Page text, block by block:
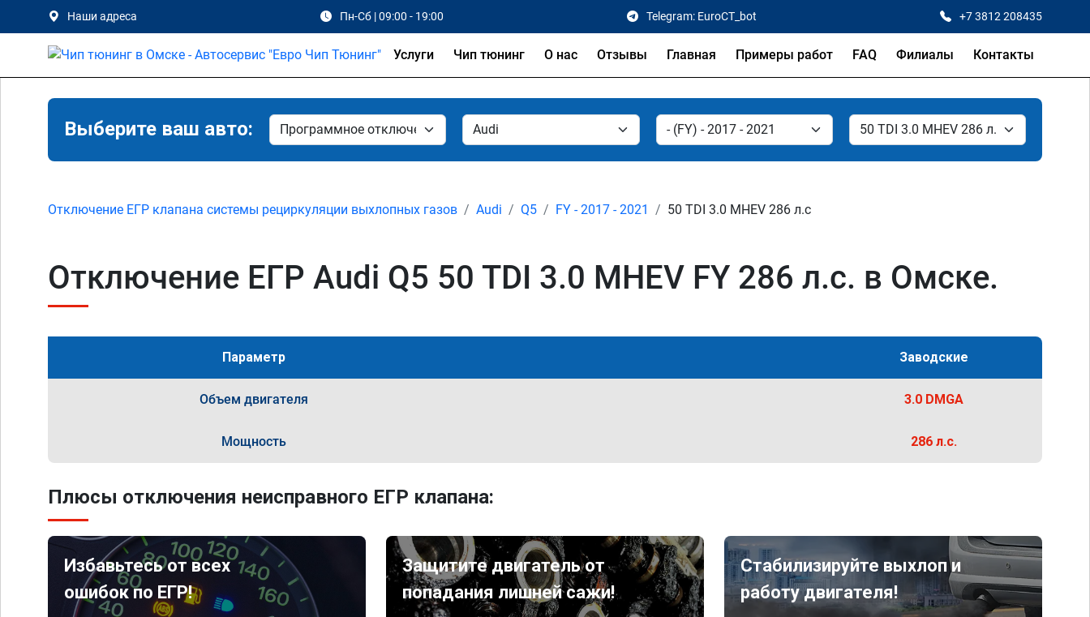
Наши адреса Пн-Сб | 09:00 - 19:00 Telegram: EuroCT_bot +7 3812 208435
Услуги Чип тюнинг О нас Отзывы Главная Примеры работ FAQ Филиалы Контакты
Выберите ваш авто:
Отключение ЕГР клапана системы рециркуляции выхлопных газов Audi Q5 FY - 2017 - 2021 50 TDI 3.0 MHEV 286 л.с
Отключение ЕГР Audi Q5 50 TDI 3.0 MHEV FY 286 л.с. в Омске.
Параметр Заводские
Объем двигателя 3.0 DMGA
Мощность 286 л.с.
Плюсы отключения неисправного ЕГР клапана:
Избавьтесь от всех
ошибок по ЕГР!
Защитите двигатель от
попадания лишней сажи!
Стабилизируйте выхлоп и
работу двигателя!